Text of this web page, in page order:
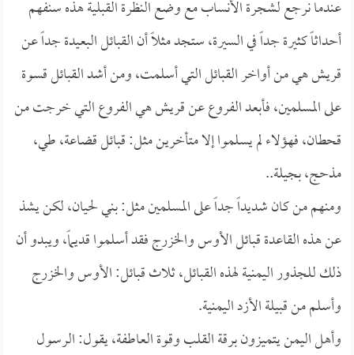
عندما نرجع لشجرة الأنساب مع وضع النظرة القبلية هذه سنفهم
أحداثاً كثيرة جداً في السيرة، ستجد مثلاً أن القبائل البعيدة جداً عن
قريش هي من أواخر القبائل التي أسلمت، ومن أشد القبائل قسوة
على المسلمين، فأبعد الفروع عن قريش هي الفروع التي خرجت من
قحطان، فهؤلاء لم يسلموا إلا متأخرين مثل: قبائل قضاعة، طي،
مذحج، بجيلة..
ومنهم من كان شديداً جداً على المسلمين مثل: بني لحيان، لكن يشذ
عن هذه القاعدة قبائل الأوس والخزرج فقد أسلموا قديماً، ويبدو أن
ذلك للجذور اليمنية لهذه القبائل، ثلاث قبائل: الأوس والخزرج
وأسلم من قبيلة الأزد اليمنية.
وأهل اليمن يتميزون برقة القلب وقوة العاطفة، يقول: الرسول